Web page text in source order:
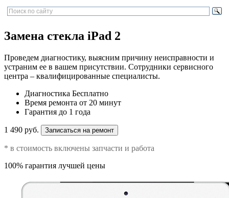
Замена стекла iPad 2
Проведем диагностику, выясним причину неисправности и
устраним ее в вашем присутствии. Сотрудники сервисного
центра – квалифицированные специалисты.
Диагностика Бесплатно
Время ремонта от 20 минут
Гарантия до 1 года
1 490 руб. Записаться на ремонт
* в стоимость включены запчасти и работа
100% гарантия лучшей цены